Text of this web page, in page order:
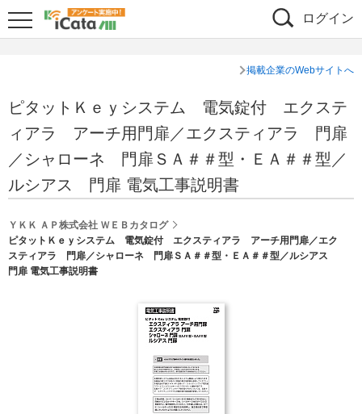
ログイン
掲載企業のWebサイトへ
ピタットＫｅｙシステム 電気錠付 エクステ
ィアラ アーチ用門扉／エクスティアラ 門扉
／シャローネ 門扉ＳＡ＃＃型・ＥＡ＃＃型／
ルシアス 門扉 電気工事説明書
ＹＫＫ ＡＰ株式会社 ＷＥＢカタログ
ピタットＫｅｙシステム 電気錠付 エクスティアラ アーチ用門扉／エク
スティアラ 門扉／シャローネ 門扉ＳＡ＃＃型・ＥＡ＃＃型／ルシアス
門扉 電気工事説明書